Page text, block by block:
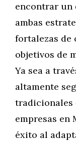
encontrar un
ambas
fortalezas de
objetivos de
Ya sea a
altamente
tradicionales
empresas en
éxito al